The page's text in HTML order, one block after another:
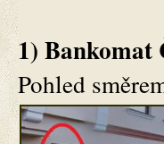
1) Bankomat
Pohled